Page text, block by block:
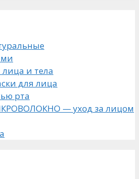
и тела
для лица
рта
— уход за лицом